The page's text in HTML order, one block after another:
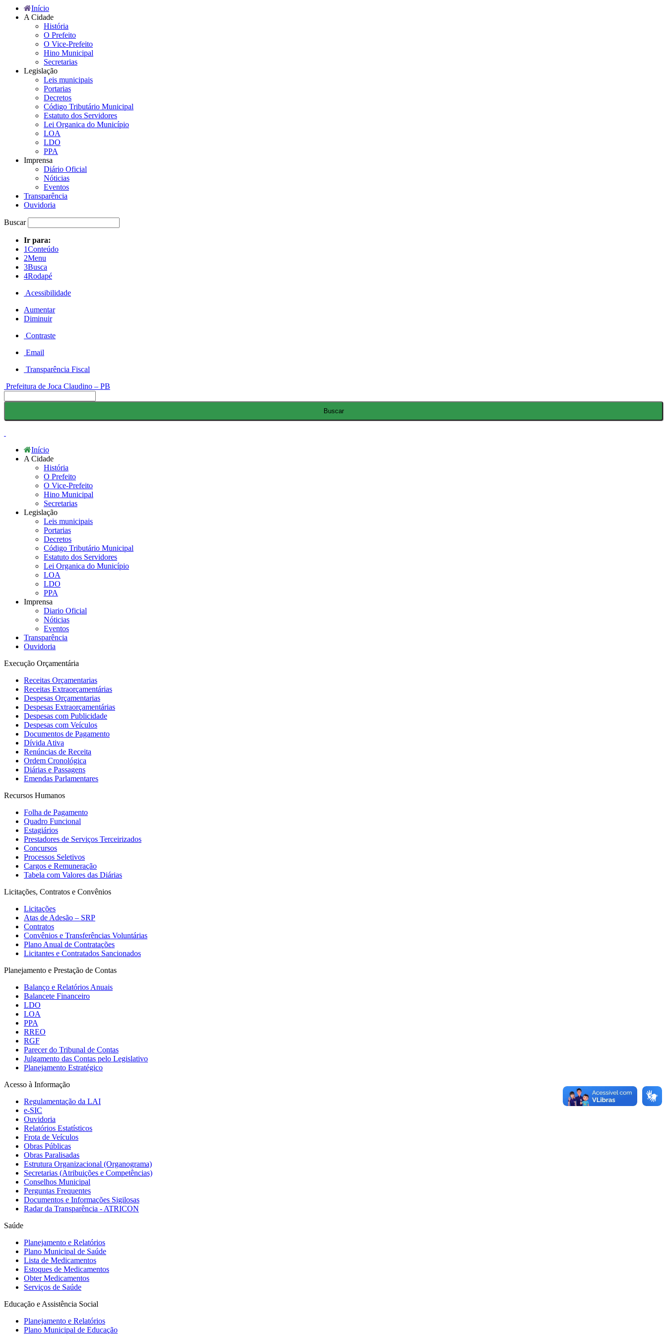
Início
A Cidade
História
O Prefeito
O Vice-Prefeito
Hino Municipal
Secretarias
Legislação
Leis municipais
Portarias
Decretos
Código Tributário Municipal
Estatuto dos Servidores
Lei Organica do Município
LOA
LDO
PPA
Imprensa
Diário Oficial
Nóticias
Eventos
Transparência
Ouvidoria
Buscar
Ir para:
1Conteúdo
2Menu
3Busca
4Rodapé
Acessibilidade
Aumentar
Diminuir
Contraste
Email
Transparência Fiscal
Prefeitura de Joca Claudino – PB
Início
A Cidade
História
O Prefeito
O Vice-Prefeito
Hino Municipal
Secretarias
Legislação
Leis municipais
Portarias
Decretos
Código Tributário Municipal
Estatuto dos Servidores
Lei Organica do Município
LOA
LDO
PPA
Imprensa
Diario Oficial
Nóticias
Eventos
Transparência
Ouvidoria
Execução Orçamentária
Receitas Orçamentarias
Receitas Extraorçamentárias
Despesas Orçamentarias
Despesas Extraorçamentárias
Despesas com Publicidade
Despesas com Veículos
Documentos de Pagamento
Dívida Ativa
Renúncias de Receita
Ordem Cronológica
Diárias e Passagens
Emendas Parlamentares
Recursos Humanos
Folha de Pagamento
Quadro Funcional
Estagiários
Prestadores de Serviços Terceirizados
Concursos
Processos Seletivos
Cargos e Remuneração
Tabela com Valores das Diárias
Licitações, Contratos e Convênios
Licitações
Atas de Adesão – SRP
Contratos
Convênios e Transferências Voluntárias
Plano Anual de Contratações
Licitantes e Contratados Sancionados
Planejamento e Prestação de Contas
Balanço e Relatórios Anuais
Balancete Financeiro
LDO
LOA
PPA
RREO
RGF
Parecer do Tribunal de Contas
Julgamento das Contas pelo Legislativo
Planejamento Estratégico
Acesso à Informação
Regulamentação da LAI
e-SIC
Ouvidoria
Relatórios Estatísticos
Frota de Veículos
Obras Públicas
Obras Paralisadas
Estrutura Organizacional (Organograma)
Secretarias (Atribuições e Competências)
Conselhos Municipal
Perguntas Frequentes
Documentos e Informações Sigilosas
Radar da Transparência - ATRICON
Saúde
Planejamento e Relatórios
Plano Municipal de Saúde
Lista de Medicamentos
Estoques de Medicamentos
Obter Medicamentos
Serviços de Saúde
Educação e Assistência Social
Planejamento e Relatórios
Plano Municipal de Educação